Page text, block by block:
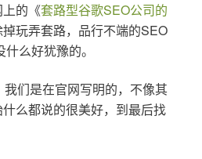
的《套路型谷歌SEO公司的
玩弄套路，品行不端的SEO
么好犹豫的。
们是在官网写明的，不像其
么都说的很美好，到最后找